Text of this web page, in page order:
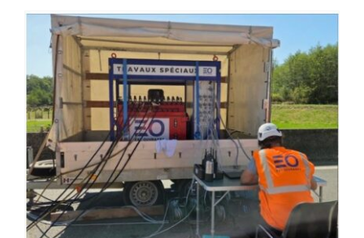
MÉDIATHÈQUE
ACTUALITÉS
NOUS REJOINDRE